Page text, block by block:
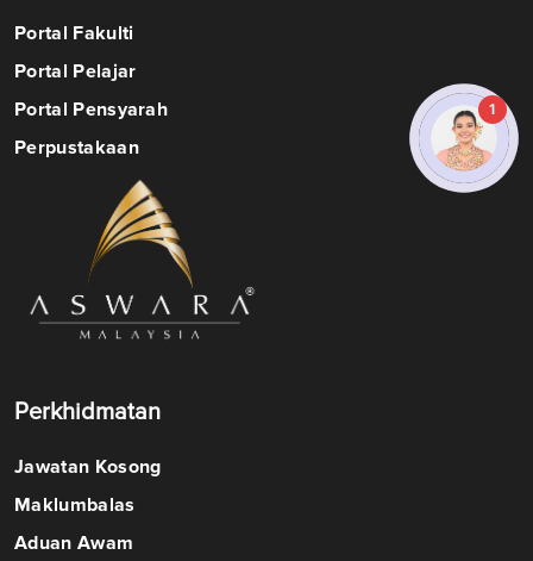
Portal Fakulti
Portal Pelajar
Portal Pensyarah
Perpustakaan
Perkhidmatan
Jawatan Kosong
Maklumbalas
Aduan Awam
1